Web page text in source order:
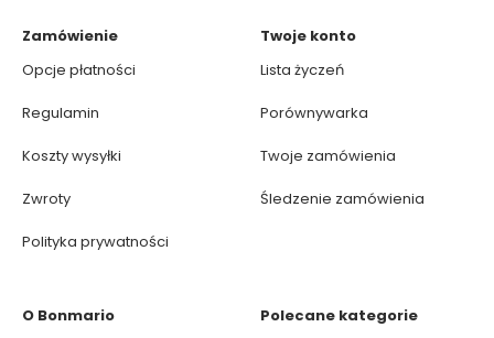
Zamówienie
Opcje płatności
Regulamin
Koszty wysyłki
Zwroty
Polityka prywatności
Twoje konto
Lista życzeń
Porównywarka
Twoje zamówienia
Śledzenie zamówienia
O Bonmario
Polecane kategorie